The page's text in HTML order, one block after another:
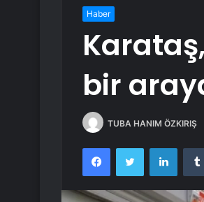
Haber
bir
TUBA HANIM ÖZKIRIŞ
FacebookTwitter